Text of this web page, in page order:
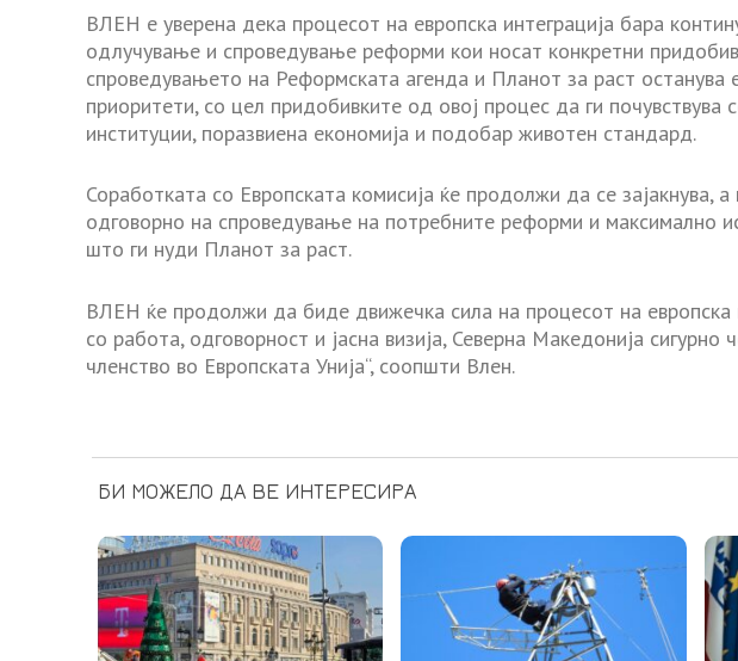
ВЛЕН е уверена дека процесот на европска интеграција бара
одлучување и спроведување реформи кои носат конкретни
спроведувањето на Реформската агенда и Планот за раст останува
приоритети, со цел придобивките од овој процес да ги почувствува
институции, поразвиена економија и подобар животен стандард.
Соработката со Европската комисија ќе продолжи да се зајакнува,
одговорно на спроведување на потребните реформи и максимално
што ги нуди Планот за раст.
ВЛЕН ќе продолжи да биде движечка сила на процесот на европска
со работа, одговорност и јасна визија, Северна Македонија сигурно
членство во Европската Унија“, соопшти Влен.
БИ МОЖЕЛО ДА ВЕ ИНТЕРЕСИРА